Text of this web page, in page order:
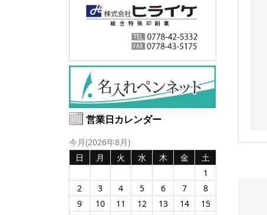
営業日カレンダー
今月(2026年8月)
日
月 火 水 木 金
土
1
2
3 4 5 6 7
8
9
10 11 12 13 14
15